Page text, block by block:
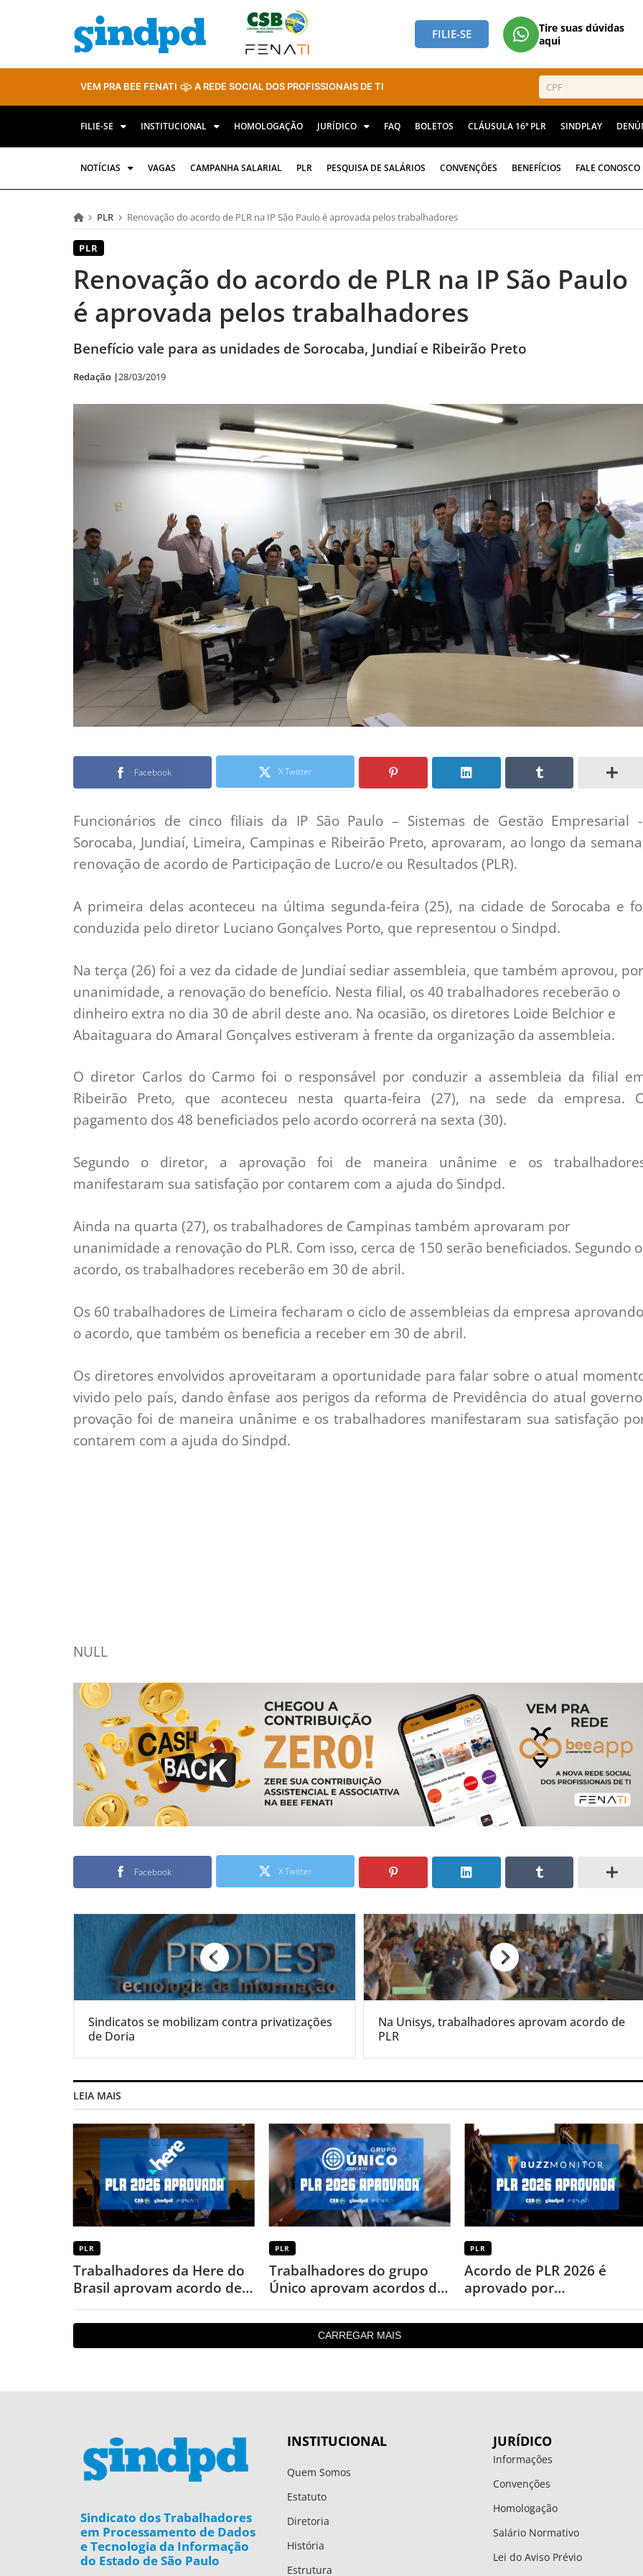
FILIE-SE
Tire suas dúvidas
aqui
VEM PRA BEE FENATI A REDE SOCIAL DOS PROFISSIONAIS DE TI
FILIE-SE INSTITUCIONAL HOMOLOGAÇÃO JURÍDICO FAQ BOLETOS CLÁUSULA 16ª PLR SINDPLAY
NOTÍCIAS VAGAS CAMPANHA SALARIAL PLR PESQUISA DE SALÁRIOS CONVENÇÕES BENEFÍCIOS FALE CONOSCO
PLR Renovação do acordo de PLR na IP São Paulo é aprovada pelos trabalhadores
PLR
Renovação do acordo de PLR na IP São Paulo
é aprovada pelos trabalhadores
Benefício vale para as unidades de Sorocaba, Jundiaí e Ribeirão Preto
Redação |28/03/2019
Facebook X Twitter
Funcionários de cinco filiais da IP São Paulo – Sistemas de Gestão Empresarial
Sorocaba, Jundiaí, Limeira, Campinas e Ribeirão Preto, aprovaram, ao longo da
renovação de acordo de Participação de Lucro/e ou Resultados (PLR).
A primeira delas aconteceu na última segunda-feira (25), na cidade de Sorocaba e
conduzida pelo diretor Luciano Gonçalves Porto, que representou o Sindpd.
Na terça (26) foi a vez da cidade de Jundiaí sediar assembleia, que também aprovou, por
unanimidade, a renovação do benefício. Nesta filial, os 40 trabalhadores receberão o
dinheiro extra no dia 30 de abril deste ano. Na ocasião, os diretores Loide Belchior e
Abaitaguara do Amaral Gonçalves estiveram à frente da organização da assembleia.
O diretor Carlos do Carmo foi o responsável por conduzir a assembleia da filial
Ribeirão Preto, que aconteceu nesta quarta-feira (27), na sede da empresa.
pagamento dos 48 beneficiados pelo acordo ocorrerá na sexta (30).
Segundo o diretor, a aprovação foi de maneira unânime e os
manifestaram sua satisfação por contarem com a ajuda do Sindpd.
Ainda na quarta (27), os trabalhadores de Campinas também aprovaram por
unanimidade a renovação do PLR. Com isso, cerca de 150 serão beneficiados. Segundo o
acordo, os trabalhadores receberão em 30 de abril.
Os 60 trabalhadores de Limeira fecharam o ciclo de assembleias da empresa aprovando
o acordo, que também os beneficia a receber em 30 de abril.
Os diretores envolvidos aproveitaram a oportunidade para falar sobre o atual
vivido pelo país, dando ênfase aos perigos da reforma de Previdência do atual
provação foi de maneira unânime e os trabalhadores manifestaram sua satisfação
contarem com a ajuda do Sindpd.
NULL
Facebook X Twitter
Sindicatos se mobilizam contra privatizações
de Doria
Na Unisys, trabalhadores aprovam acordo de
PLR
LEIA MAIS
PLR
Trabalhadores da Here do
Brasil aprovam acordo de
PLR 2026
PLR
Trabalhadores do grupo
Único aprovam acordos de
PLR 2026
PLR
Acordo de PLR 2026 é
aprovado por
trabalhadores da
Buzzmonitor
CARREGAR MAIS
Sindicato dos Trabalhadores
em Processamento de Dados
e Tecnologia da Informação
do Estado de São Paulo
INSTITUCIONAL
Quem Somos
Estatuto
Diretoria
História
Estrutura
JURÍDICO
Informações
Convenções
Homologação
Salário Normativo
Lei do Aviso Prévio